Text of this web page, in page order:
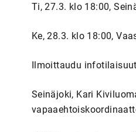
Ti, 27.3. klo 18:00,
Ke, 28.3. klo 18:00,
Ilmoittaudu
Seinäjoki, Kari